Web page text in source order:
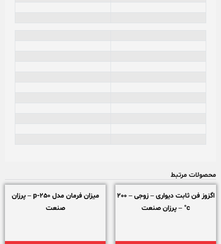
محصولات مرتبط
اگزوز فن ثابت دیواری – زوجی – 200
c° – پرزان صنعت
میزان فرمان مدل 250-p – پرزان
صنعت